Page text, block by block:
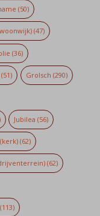
(50)
(47)
(36)
(51) Grolsch (290)
Jubilea (56)
(62)
(62)
(113)